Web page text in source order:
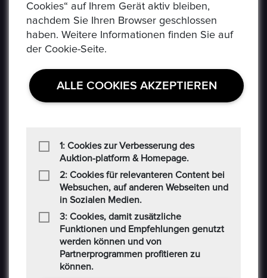
Allgemeine Bestimmungen
Social-Media AGB
Cookie
CONTACT US
Auf der Hatterwiese 8, 63322 Rödermark
+49 6074 486 6351
+49 6074 486 6352
epoxa@epoxa.de
https://www.epoxa.de
Cookies“ auf Ihrem Gerät aktiv bleiben,
nachdem Sie Ihren Browser geschlossen
haben. Weitere Informationen finden Sie auf
der Cookie-Seite.
ALLE COOKIES AKZEPTIEREN
1: Cookies zur Verbesserung des
Auktion-platform & Homepage.
2: Cookies für relevanteren Content bei
Websuchen, auf anderen Webseiten und
in Sozialen Medien.
3: Cookies, damit zusätzliche
Funktionen und Empfehlungen genutzt
werden können und von
Partnerprogrammen profitieren zu
können.